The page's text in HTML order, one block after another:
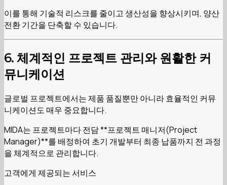
이를 통해 기술적 리스크를 줄이고 생산성을 향상시키며, 양산
전환 기간을 단축할 수 있습니다.
6. 체계적인 프로젝트 관리와 원활한 커
뮤니케이션
글로벌 프로젝트에서는 제품 품질뿐만 아니라 효율적인 커뮤
니케이션도 매우 중요합니다.
MIDA는 프로젝트마다 전담 **프로젝트 매니저(Project
Manager)**를 배정하여 초기 개발부터 최종 납품까지 전 과정
을 체계적으로 관리합니다.
고객에게 제공되는 서비스